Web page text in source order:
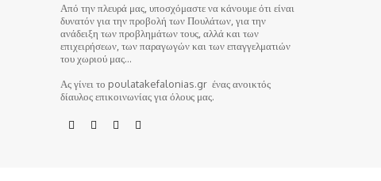
Από την πλευρά μας, υποσχόμαστε να κάνουμε ότι είναι
δυνατόν για την προβολή των Πουλάτων, για την
ανάδειξη των προβλημάτων τους, αλλά και των
επιχειρήσεων, των παραγωγών και των επαγγελματιών
του χωριού μας…
Ας γίνει το poulatakefalonias.gr ένας ανοικτός
δίαυλος επικοινωνίας για όλους μας.